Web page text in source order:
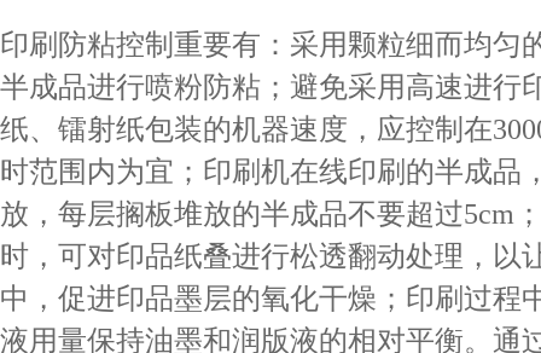
印刷防粘控制重要有：采用颗粒细而均匀
半成品进行喷粉防粘；避免采用高速进行
纸、镭射纸包装的机器速度，应控制在
时范围内为宜；印刷机在线印刷的半成品
放，每层搁板堆放的半成品不要超过5cm
时，可对印品纸叠进行松透翻动处理，以
中，促进印品墨层的氧化干燥；印刷过程
液用量保持油墨和润版液的相对平衡。通